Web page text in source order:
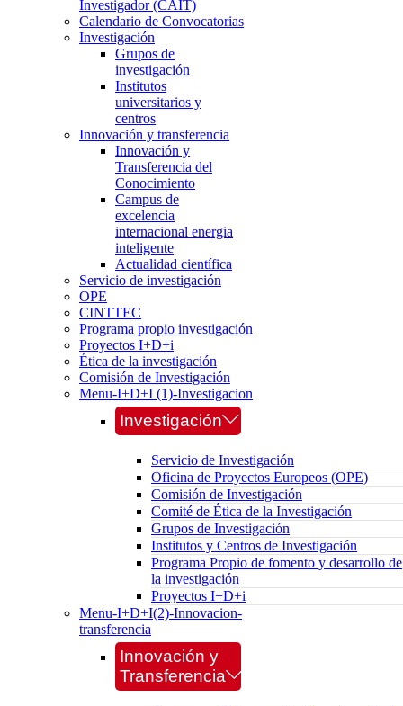
Investigador (CAIT)
Calendario de Convocatorias
Investigación
Grupos de
investigación
Institutos
universitarios y
centros
Innovación y transferencia
Innovación y
Transferencia del
Conocimiento
Campus de
excelencia
internacional energia
inteligente
Actualidad científica
Servicio de investigación
OPE
CINTTEC
Programa propio investigación
Proyectos I+D+i
Ética de la investigación
Comisión de Investigación
Menu-I+D+I (1)-Investigacion
Investigación
Servicio de Investigación
Oficina de Proyectos Europeos (OPE)
Comisión de Investigación
Comité de Ética de la Investigación
Grupos de Investigación
Institutos y Centros de Investigación
Programa Propio de fomento y desarrollo de
la investigación
Proyectos I+D+i
Menu-I+D+I(2)-Innovacion-
transferencia
Innovación y
Transferencia